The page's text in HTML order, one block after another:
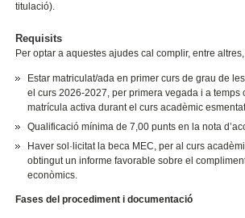
titulació).
Requisits
Per optar a aquestes ajudes cal complir, entre
Estar matriculat/ada en primer curs de grau de
el curs 2026-2027, per primera vegada i a temps
matrícula activa durant el curs acadèmic
Qualificació mínima de 7,00 punts en la nota
Haver sol·licitat la beca MEC, per al curs
obtingut un informe favorable sobre el
econòmics.
Fases del procediment i documentació